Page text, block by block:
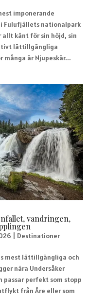
imponerande
Fulufjällets nationalpark
allt känt för sin höjd, sin
lättillgängliga
är Njupeskär...
vandringen,
Destinationer
mest lättillgängliga och
nära Undersåker
passar perfekt som stopp
från Åre eller som